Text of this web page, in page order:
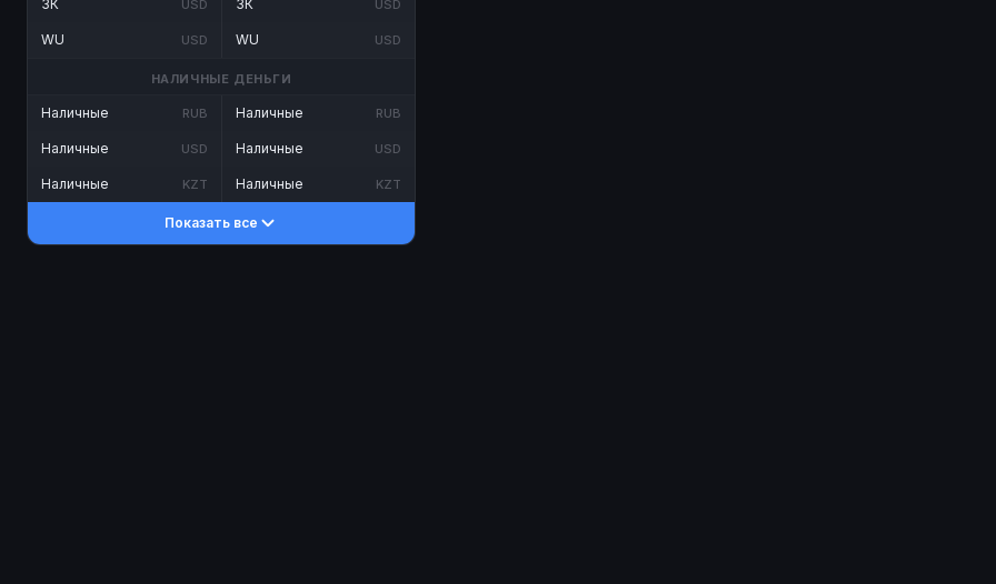
ЗК USD
WU USD
ЗК USD
WU USD
НАЛИЧНЫЕ ДЕНЬГИ
Наличные RUB
Наличные USD
Наличные KZT
Наличные RUB
Наличные USD
Наличные KZT
Показать все